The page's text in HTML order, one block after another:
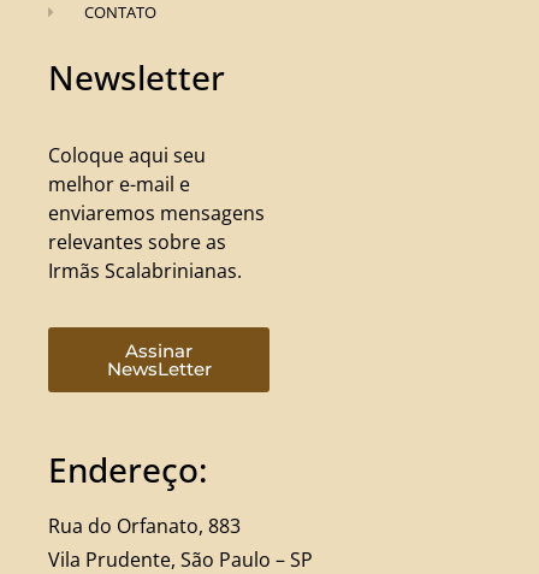
CONTATO
Newsletter
Coloque aqui seu
melhor e-mail e
enviaremos mensagens
relevantes sobre as
Irmãs Scalabrinianas.
Assinar
NewsLetter
Endereço:
Rua do Orfanato, 883
Vila Prudente, São Paulo – SP